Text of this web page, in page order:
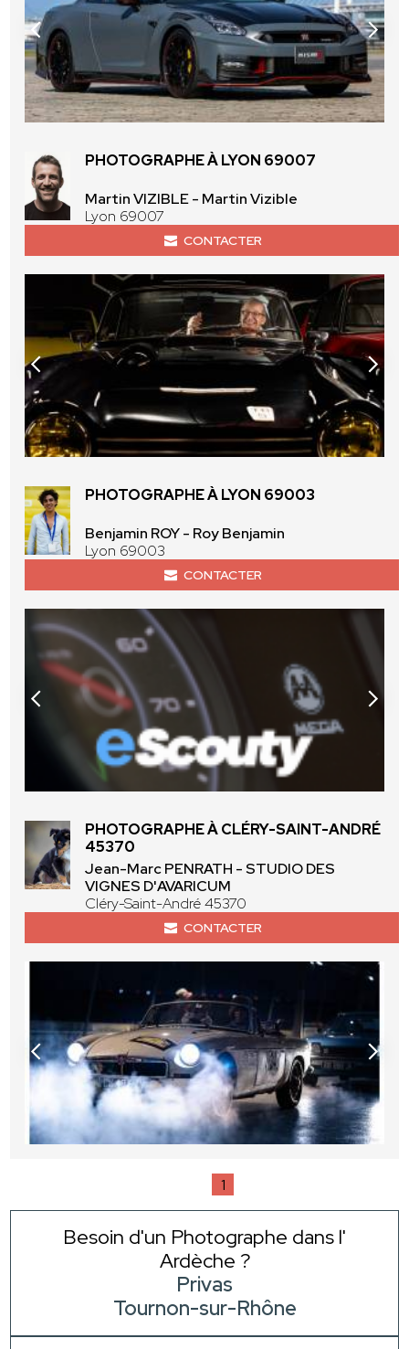
PHOTOGRAPHE À LYON 69007
Martin VIZIBLE - Martin Vizible
Lyon 69007
CONTACTER
PHOTOGRAPHE À LYON 69003
Benjamin ROY - Roy Benjamin
Lyon 69003
CONTACTER
PHOTOGRAPHE À CLÉRY-SAINT-ANDRÉ
45370
Jean-Marc PENRATH - STUDIO DES
VIGNES D'AVARICUM
Cléry-Saint-André 45370
CONTACTER
1
Besoin d'un Photographe dans l'
Ardèche ?
Privas
Tournon-sur-Rhône